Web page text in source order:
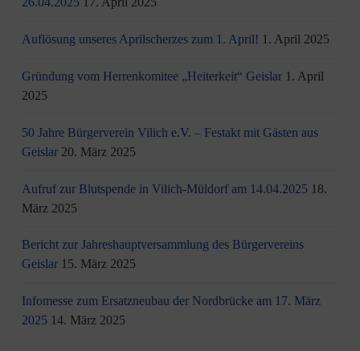
Auflösung unseres Aprilscherzes zum 1. April! 1. April 2025
Gründung vom Herrenkomitee „Heiterkeit“ Geislar 1. April
2025
50 Jahre Bürgerverein Vilich e.V. – Festakt mit Gästen aus
Geislar 20. März 2025
Aufruf zur Blutspende in Vilich-Müldorf am 14.04.2025 18.
März 2025
Bericht zur Jahreshauptversammlung des Bürgervereins
Geislar 15. März 2025
Infomesse zum Ersatzneubau der Nordbrücke am 17. März
2025 14. März 2025